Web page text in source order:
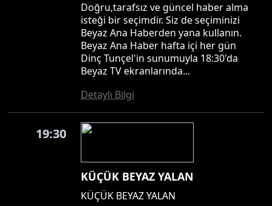
Doğru,tarafsız ve güncel haber alma
isteği bir seçimdir. Siz de seçiminizi
Beyaz Ana Haberden yana kullanın.
Beyaz Ana Haber hafta içi her gün
Dinç Tunçel'in sunumuyla 18:30'da
Beyaz TV ekranlarında...
Detaylı Bilgi
19:30
KÜÇÜK BEYAZ YALAN
KÜÇÜK BEYAZ YALAN